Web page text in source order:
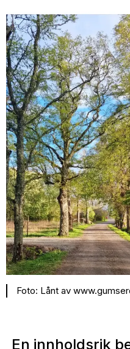
Foto: Lånt av
En innholdsrik